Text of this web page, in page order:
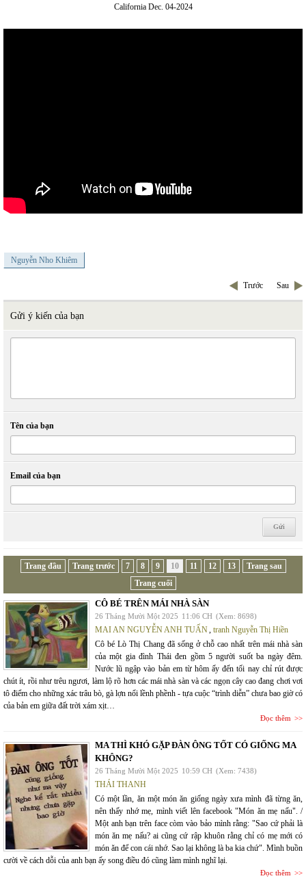
California Dec. 04-2024
Nguyễn Nho Khiêm
Trước Sau
Gửi ý kiến của bạn
Tên của bạn
Email của bạn
Trang đầu Trang trước 7 8 9 10 11 12 13
Trang sau
Trang cuối
CÔ BÉ TRÊN MÁI NHÀ SÀN
26 Tháng Mười Một 2025 11:06 CH (Xem: 8698)
MAI AN NGUYỄN ANH TUẤN, tranh Nguyễn Thị Hiền
Cô bé Lò Thị Chang đã sống ở chỗ cao nhất trên mái nhà sàn
của một gia đình Thái đen gồm 5 người suốt ba ngày đêm.
Nước lũ ngập vào bản em từ hôm ấy đến tối nay chỉ rút được
chút ít, rồi như trêu ngươi, làm lộ rõ hơn các mái nhà sàn và các ngọn cây cao đang chơi vơi
tô điểm cho những xác trâu bò, gà lợn nổi lềnh phềnh - tựa cuộc “trình diễn” chưa bao giờ có
của bản em giữa đất trời xám xịt…
Đọc thêm
MA THÌ KHÓ GẶP ĐÀN ÔNG TỐT CÓ GIỐNG MA
KHÔNG?
26 Tháng Mười Một 2025 10:59 CH (Xem: 7438)
THÁI THANH
Có một lần, ăn một món ăn giống ngày xưa mình đã từng ăn,
nên thấy nhớ mẹ, mình viết lên facebook "Món ăn mẹ nấu". /
Một anh bạn trên face còm vào bảo mình rằng: "Sao cứ phải là
món ăn mẹ nấu? ai cũng cứ rập khuôn rằng chỉ có mẹ mới có
món ăn để con cái nhớ. Sao lại không là ba kia chứ". Mình buồn
cười về cách dỗi của anh bạn ấy song điều đó cũng làm mình nghĩ lại.
Đọc thêm